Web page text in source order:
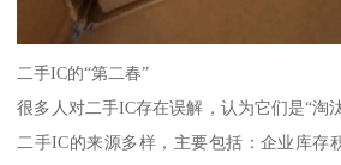
二手IC的“第二春”
很多人对二手IC存在误解，认为它们是“淘
二手IC的来源多样，主要包括：企业库存